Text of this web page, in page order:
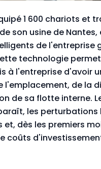
1 600 chariots et
son usine de Nantes,
de l'entreprise
technologie
à l'entreprise d'avoir
l'emplacement, de la
de sa flotte interne.
les perturbations
et, dès les premiers
coûts